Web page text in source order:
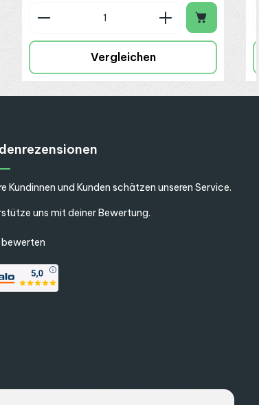
die Anzahl zu erhöhen oder
die Schaltflächen um
gewünschten Wert ein oder
Produkt Anzahl: Gib den
Vergleichen
Kundinnen und Kunden schätzen unseren Service.
uns mit deiner Bewertung.